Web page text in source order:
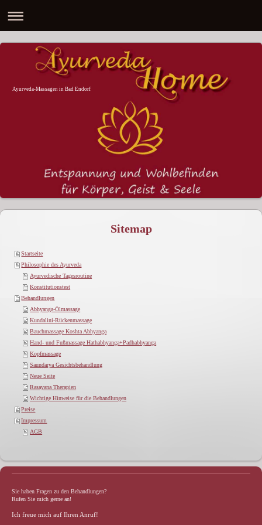
Ayurveda-Massagen in Bad Endorf
Sitemap
Startseite
Philosophie des Ayurveda
Ayurvedische Tagesroutine
Konstitutionstest
Behandlungen
Abhyanga-Ölmassage
Kundalini-Rückenmassage
Bauchmassage Koshta Abhyanga
Hand- und Fußmassage Hathabhyanga+Padhabhyanga
Kopfmassage
Saundarya Gesichtsbehandlung
Neue Seite
Rasayana Therapien
Wichtige Hinweise für die Behandlungen
Preise
Impressum
AGB
Sie haben Fragen zu den Behandlungen?
Rufen Sie mich gerne an!
Ich freue mich auf Ihren Anruf!